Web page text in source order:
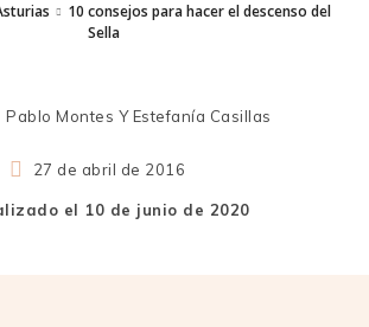
10 consejos para hacer el descenso del
Sella
Pablo Montes Y Estefanía Casillas
27 de abril de 2016
el 10 de junio de 2020